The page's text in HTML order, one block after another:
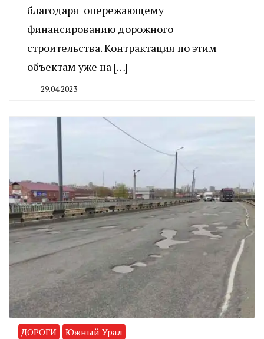
благодаря опережающему
финансированию дорожного
строительства. Контрактация по этим
объектам уже на […]
29.04.2023
ДОРОГИ Южный Урал